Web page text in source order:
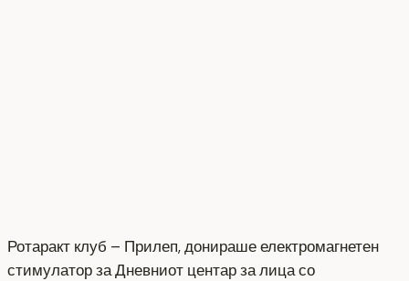
Ротаракт клуб – Прилеп, донираше електромагнетен
стимулатор за Дневниот центар за лица со